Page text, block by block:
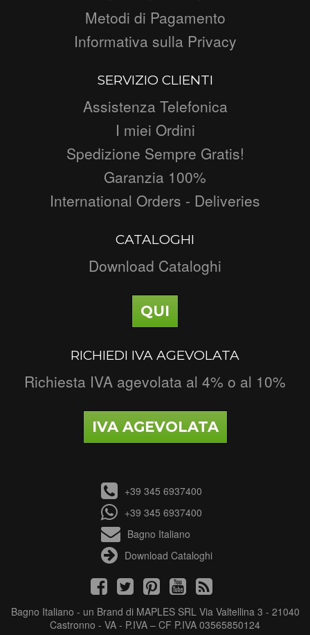
Metodi di Pagamento
Informativa sulla Privacy
SERVIZIO CLIENTI
Assistenza Telefonica
I miei Ordini
Spedizione Sempre Gratis!
Garanzia 100%
International Orders - Deliveries
CATALOGHI
Download Cataloghi
QUI
RICHIEDI IVA AGEVOLATA
Richiesta IVA agevolata al 4% o al 10%
IVA AGEVOLATA
+39 345 6937400
+39 345 6937400
Bagno Italiano
Download Cataloghi
Bagno Italiano - un Brand di MAPLES SRL Via Valtellina 3 - 21040
Castronno - VA - P.IVA – CF P.IVA 03565850124